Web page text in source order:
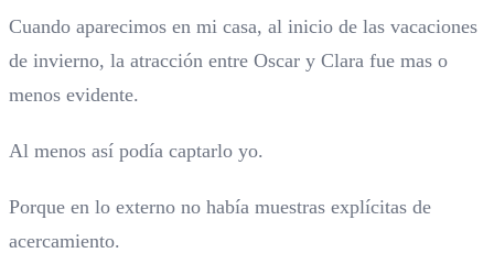
Cuando aparecimos en mi casa, al inicio de las vacaciones
de invierno, la atracción entre Oscar y Clara fue mas o
menos evidente.
Al menos así podía captarlo yo.
Porque en lo externo no había muestras explícitas de
acercamiento.